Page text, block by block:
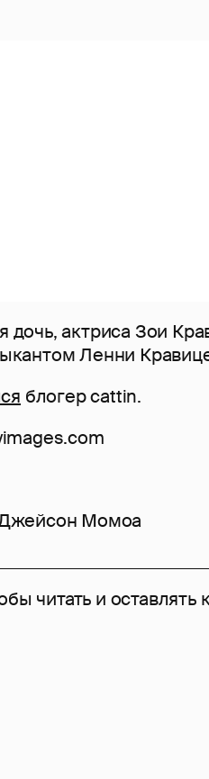
дочь, актриса Зои
Ленни
блогер cattin.
Момоа
читать и